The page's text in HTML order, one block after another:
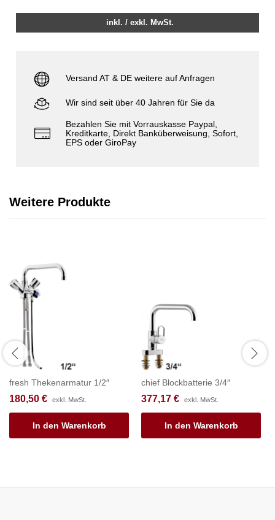
inkl. / exkl. MwSt.
Versand AT & DE weitere auf Anfragen
Wir sind seit über 40 Jahren für Sie da
Bezahlen Sie mit Vorrauskasse Paypal,
Kreditkarte, Direkt Banküberweisung, Sofort,
EPS oder GiroPay
Weitere Produkte
fresh Thekenarmatur 1/2″
180,50 € exkl. MwSt.
In den Warenkorb
chief Blockbatterie 3/4″
377,17 € exkl. MwSt.
In den Warenkorb